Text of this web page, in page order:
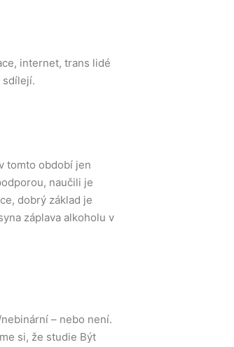
internet, trans lidé
sdílejí.
tomto období jen
naučili je
dobrý základ je
záplava alkoholu v
– nebo není.
si, že studie Být